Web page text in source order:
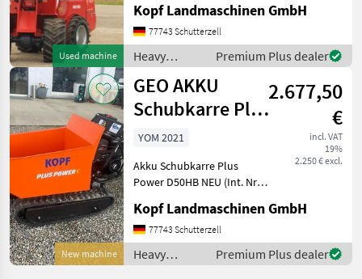
Used machine
Stage V Baujahr 2019 486
Betriebsstunden 3, 10 m
Hubhöhe / Hubmast
Allradantrieb übe
Kopf Landmaschinen GmbH
77743 Schutterzell
Heavy
equipment/
construction
machines /
Toyo
Premium Plus dealer
New machine
GEO AKKU
Schubkarre Plus
Power D50HB
NEU
2.677,50
€
incl. VAT
19%
2.250 € excl.
YOM 2021
Akku Schubkarre Plus
Power D50HB NEU (Int. Nr.
Mini Dumper Baujahr 2021
Manufaktur: Plus Power
Modell: D50HB Engine: B+S
Net weight: 255,
Kopf Landmaschinen GmbH
77743 Schutterzell
Heavy
equipment/
Premium Plus dealer